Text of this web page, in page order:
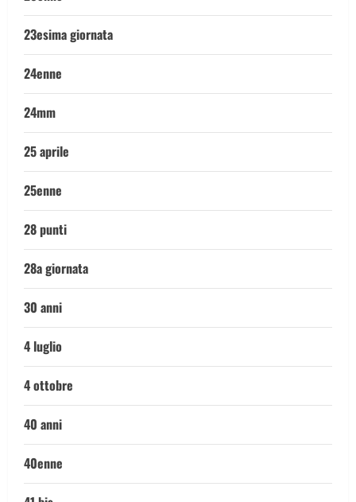
23esima giornata
24enne
24mm
25 aprile
25enne
28 punti
28a giornata
30 anni
4 luglio
4 ottobre
40 anni
40enne